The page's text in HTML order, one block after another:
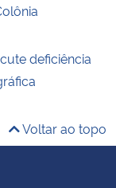
deficiência
Voltar ao topo